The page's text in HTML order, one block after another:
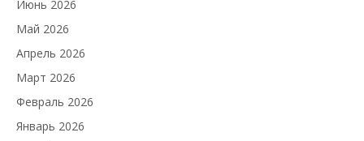
Июнь 2026
Май 2026
Апрель 2026
Март 2026
Февраль 2026
Январь 2026